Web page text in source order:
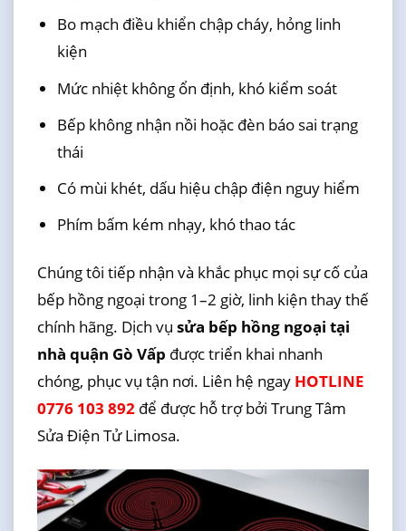
Bo mạch điều khiển chập cháy, hỏng linh
kiện
Mức nhiệt không ổn định, khó kiểm soát
Bếp không nhận nồi hoặc đèn báo sai trạng
thái
Có mùi khét, dấu hiệu chập điện nguy hiểm
Phím bấm kém nhạy, khó thao tác
Chúng tôi tiếp nhận và khắc phục mọi sự cố của
bếp hồng ngoại trong 1–2 giờ, linh kiện thay thế
chính hãng. Dịch vụ sửa bếp hồng ngoại tại
nhà quận Gò Vấp được triển khai nhanh
chóng, phục vụ tận nơi. Liên hệ ngay HOTLINE
0776 103 892để được hỗ trợ bởi Trung Tâm
Sửa Điện Tử Limosa.